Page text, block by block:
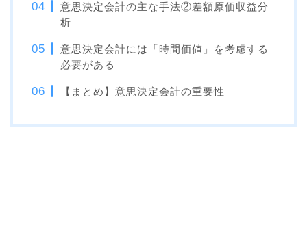
意思決定会計の主な手法②差額原価収益分
析
意思決定会計には「時間価値」を考慮する
必要がある
【まとめ】意思決定会計の重要性